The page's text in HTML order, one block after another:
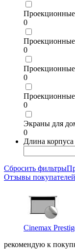
Проекционные
0
Проекционные
0
0
0
Экраны для
0
Длина
Сбросить фильтры
Отзывы покупателей
Cinemax
рекомендую к